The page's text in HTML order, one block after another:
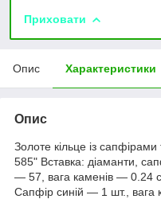
Приховати
Опис Характеристики
Опис
Золоте кільце із
585" Вставка: діаманти,
— 57, вага каменів — 0.24
Сапфір синій — 1 шт., вага